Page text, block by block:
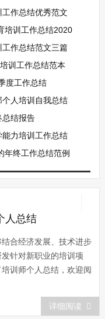
作总结优秀范文
培训工作总结2020
作总结范文三篇
训工作总结范本
度工作总结
人培训自我总结
总结报告
力培训工作总结
年终工作总结范例
人总结
合经济发展、技术进步
针对新职业的培训项
训师个人总结，欢迎阅
司组织的培训师培训班，
形式的学习，增长了知
详细阅读